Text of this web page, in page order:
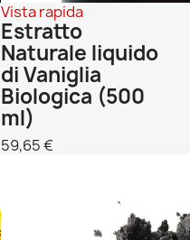
Vista rapida
Estratto
Naturale liquido
di Vaniglia
Biologica (500
ml)
59,65 €